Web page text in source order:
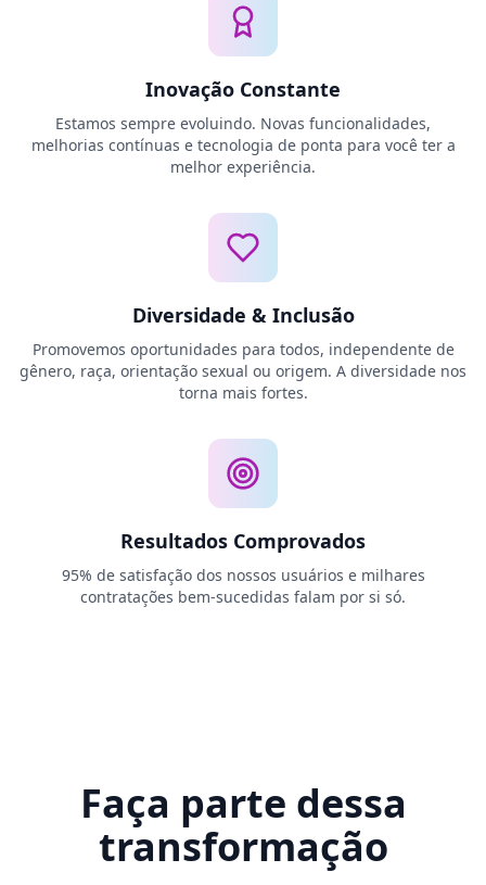
Inovação Constante
Estamos sempre evoluindo. Novas funcionalidades,
melhorias contínuas e tecnologia de ponta para você ter a
melhor experiência.
Diversidade & Inclusão
Promovemos oportunidades para todos, independente de
gênero, raça, orientação sexual ou origem. A diversidade nos
torna mais fortes.
Resultados Comprovados
95% de satisfação dos nossos usuários e milhares
contratações bem-sucedidas falam por si só.
Faça parte dessa
transformação